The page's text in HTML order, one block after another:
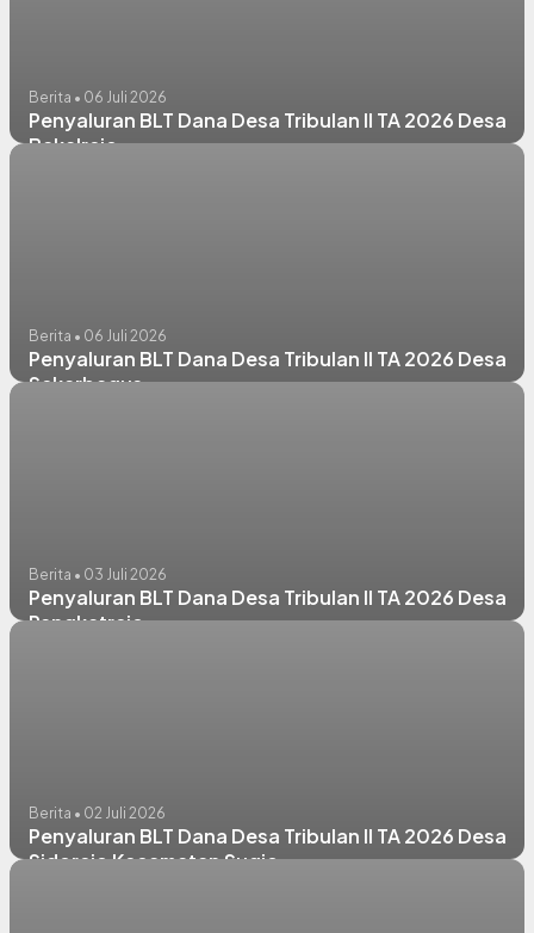
Berita • 06 Juli 2026
Penyaluran BLT Dana Desa Tribulan II TA 2026 Desa
Bakalrejo
Berita • 06 Juli 2026
Penyaluran BLT Dana Desa Tribulan II TA 2026 Desa
Sekarbagus
Berita • 03 Juli 2026
Penyaluran BLT Dana Desa Tribulan II TA 2026 Desa
Pangkatrejo
Berita • 02 Juli 2026
Penyaluran BLT Dana Desa Tribulan II TA 2026 Desa
Sidorejo Kecamatan Sugio